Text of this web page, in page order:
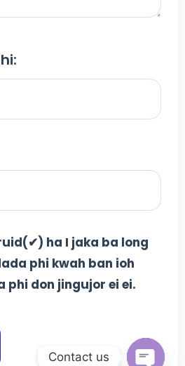
ha I jaka ba long
phi kwah ban ioh
phi don jingujor ei ei.
Contact us